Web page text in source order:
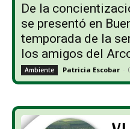
De la
se presentó en
temporada de la
los amigos del
Ambiente Patricia Escobar -